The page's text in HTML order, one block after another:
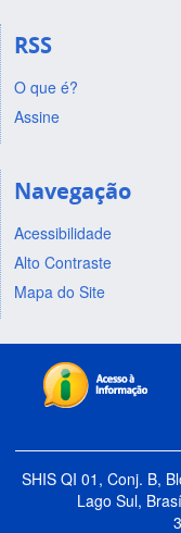
RSS
O que é?
Assine
Navegação
Acessibilidade
Alto Contraste
Mapa do Site
SHIS QI 01, Conj. B,
Lago Sul,